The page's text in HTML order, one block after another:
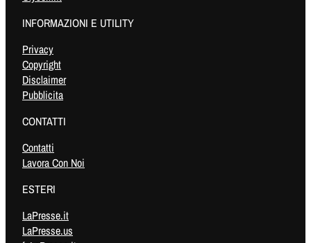
INFORMAZIONI E UTILITY
Privacy
Copyright
Disclaimer
Pubblicita
CONTATTI
Contatti
Lavora Con Noi
ESTERI
LaPresse.it
LaPresse.us